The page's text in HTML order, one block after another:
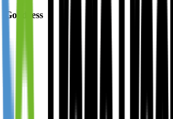
Goodeess